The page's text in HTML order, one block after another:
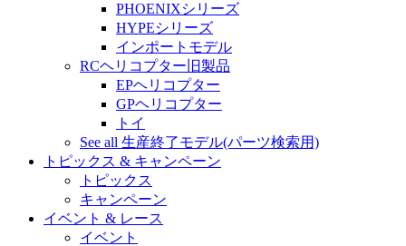
PHOENIXシリーズ
HYPEシリーズ
インポートモデル
RCヘリコプター旧製品
EPヘリコプター
GPヘリコプター
トイ
See all 生産終了モデル(パーツ検索用)
トピックス & キャンペーン
トピックス
キャンペーン
イベント & レース
イベント